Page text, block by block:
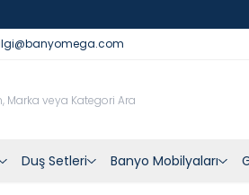
Duş Setleri Banyo Mobilyaları